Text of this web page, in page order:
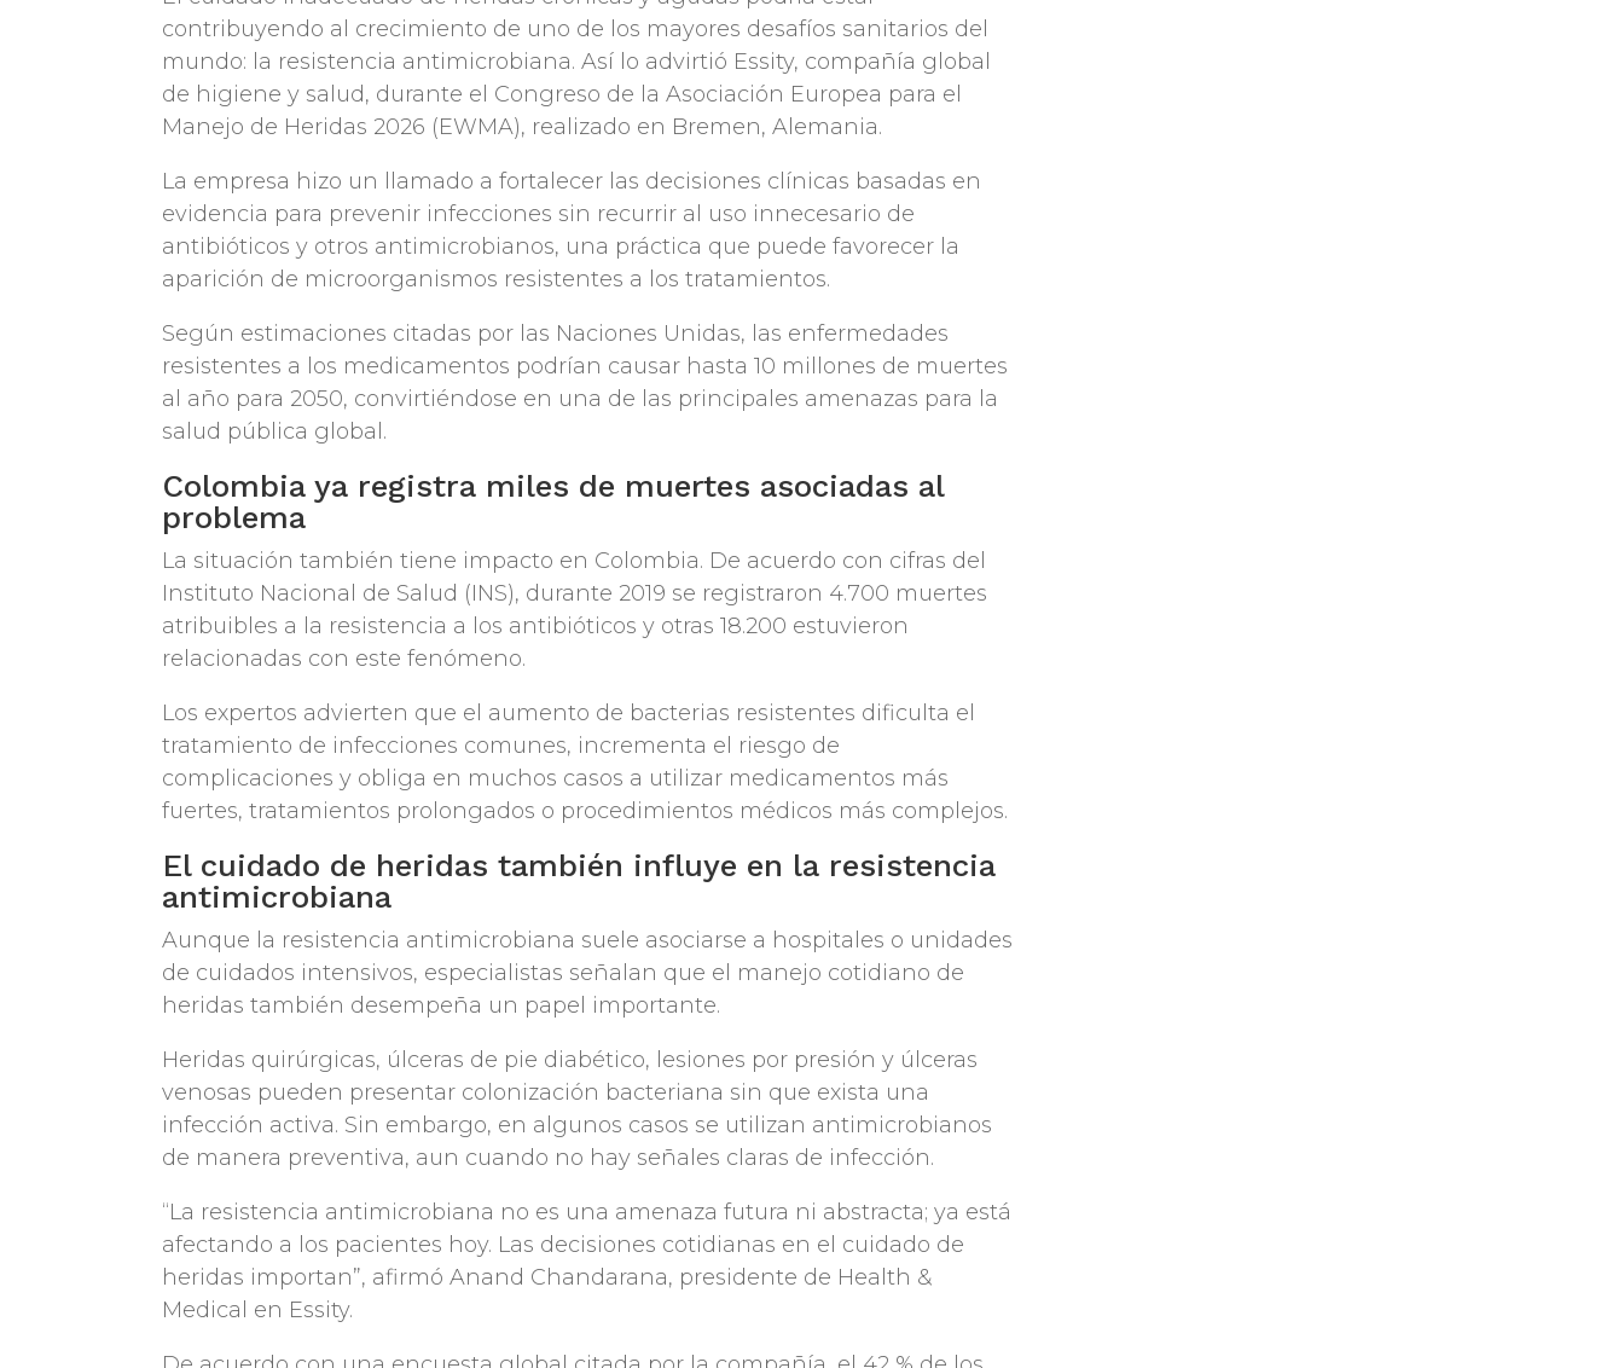
contribuyendo al crecimiento de uno de los mayores desafíos sanitarios del
mundo: la resistencia antimicrobiana. Así lo advirtió Essity, compañía global
de higiene y salud, durante el Congreso de la Asociación Europea para el
Manejo de Heridas 2026 (EWMA), realizado en Bremen, Alemania.
La empresa hizo un llamado a fortalecer las decisiones clínicas basadas en
evidencia para prevenir infecciones sin recurrir al uso innecesario de
antibióticos y otros antimicrobianos, una práctica que puede favorecer la
aparición de microorganismos resistentes a los tratamientos.
Según estimaciones citadas por las Naciones Unidas, las enfermedades
resistentes a los medicamentos podrían causar hasta 10 millones de muertes
al año para 2050, convirtiéndose en una de las principales amenazas para la
salud pública global.
Colombia ya registra miles de muertes asociadas al
problema
La situación también tiene impacto en Colombia. De acuerdo con cifras del
Instituto Nacional de Salud (INS), durante 2019 se registraron 4.700 muertes
atribuibles a la resistencia a los antibióticos y otras 18.200 estuvieron
relacionadas con este fenómeno.
Los expertos advierten que el aumento de bacterias resistentes dificulta el
tratamiento de infecciones comunes, incrementa el riesgo de
complicaciones y obliga en muchos casos a utilizar medicamentos más
fuertes, tratamientos prolongados o procedimientos médicos más complejos.
El cuidado de heridas también influye en la resistencia
antimicrobiana
Aunque la resistencia antimicrobiana suele asociarse a hospitales o unidades
de cuidados intensivos, especialistas señalan que el manejo cotidiano de
heridas también desempeña un papel importante.
Heridas quirúrgicas, úlceras de pie diabético, lesiones por presión y úlceras
venosas pueden presentar colonización bacteriana sin que exista una
infección activa. Sin embargo, en algunos casos se utilizan antimicrobianos
de manera preventiva, aun cuando no hay señales claras de infección.
“La resistencia antimicrobiana no es una amenaza futura ni abstracta; ya está
afectando a los pacientes hoy. Las decisiones cotidianas en el cuidado de
heridas importan”, afirmó Anand Chandarana, presidente de Health &
Medical en Essity.